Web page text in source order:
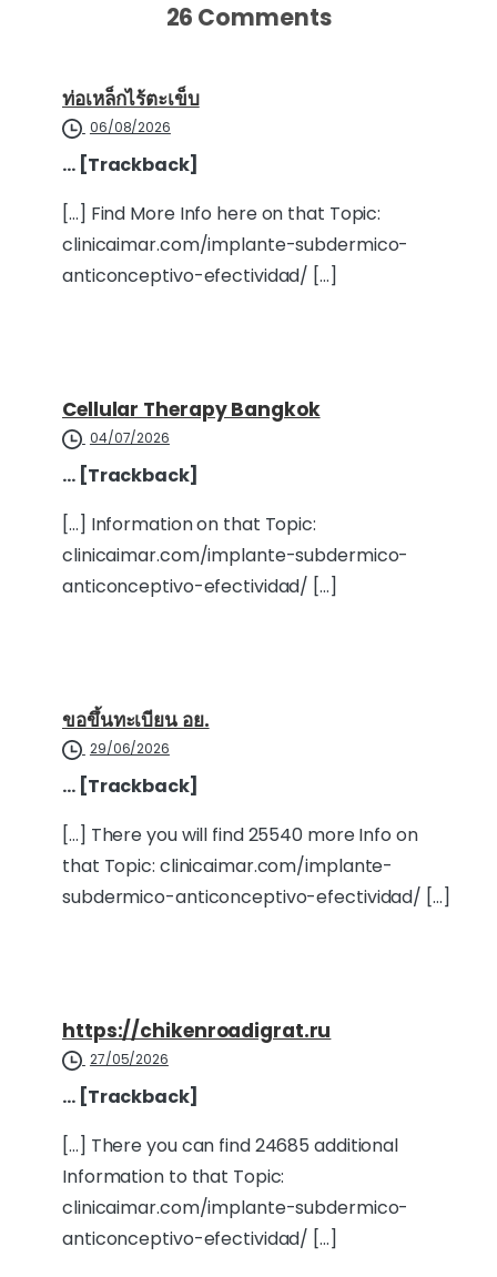
26 Comments
ท่อเหล็กไร้ตะเข็บ
06/08/2026
… [Trackback]
[…] Find More Info here on that Topic:
clinicaimar.com/implante-subdermico-
anticonceptivo-efectividad/ […]
Cellular Therapy Bangkok
04/07/2026
… [Trackback]
[…] Information on that Topic:
clinicaimar.com/implante-subdermico-
anticonceptivo-efectividad/ […]
ขอขึ้นทะเบียน อย.
29/06/2026
… [Trackback]
[…] There you will find 25540 more Info on
that Topic: clinicaimar.com/implante-
subdermico-anticonceptivo-efectividad/ […]
https://chikenroadigrat.ru
27/05/2026
… [Trackback]
[…] There you can find 24685 additional
Information to that Topic:
clinicaimar.com/implante-subdermico-
anticonceptivo-efectividad/ […]